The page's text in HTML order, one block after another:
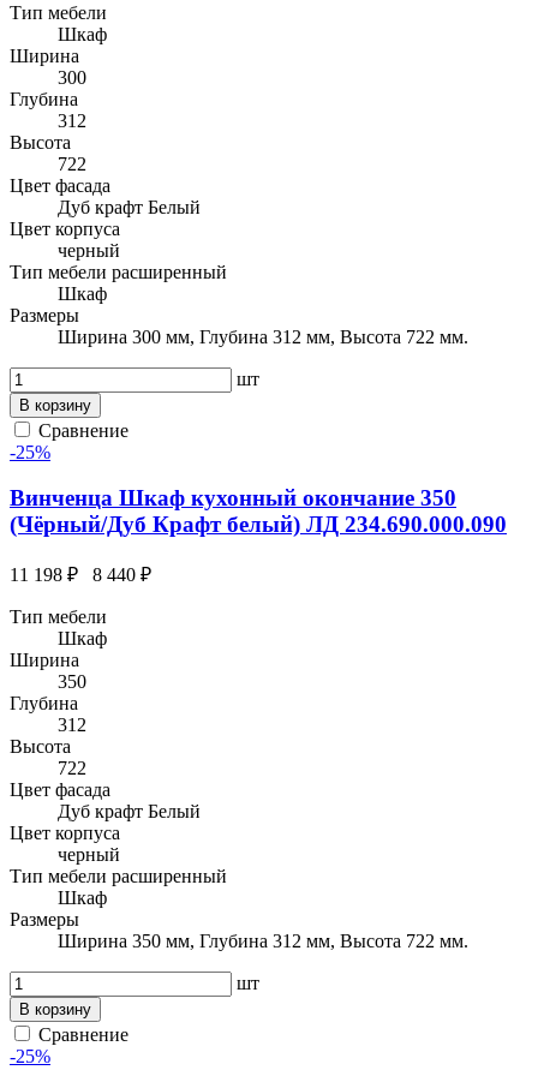
Тип мебели
Шкаф
Ширина
300
Глубина
312
Высота
722
Цвет фасада
Дуб крафт Белый
Цвет корпуса
черный
Тип мебели расширенный
Шкаф
Размеры
Ширина 300 мм, Глубина 312 мм, Высота 722 мм.
шт
В корзину
Сравнение
-25%
Винченца Шкаф кухонный окончание 350
(Чёрный/Дуб Крафт белый) ЛД 234.690.000.090
11 198 ₽ 8 440 ₽
Тип мебели
Шкаф
Ширина
350
Глубина
312
Высота
722
Цвет фасада
Дуб крафт Белый
Цвет корпуса
черный
Тип мебели расширенный
Шкаф
Размеры
Ширина 350 мм, Глубина 312 мм, Высота 722 мм.
шт
В корзину
Сравнение
-25%